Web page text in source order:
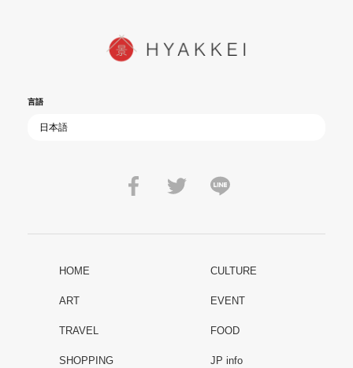
言語
HOME CULTURE
ART EVENT
TRAVEL FOOD
SHOPPING JP info